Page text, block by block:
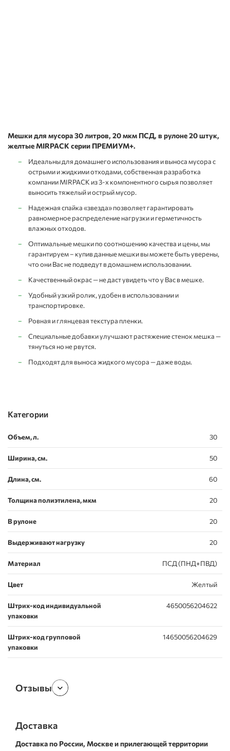
Мешки для мусора 30 литров, 20 мкм ПСД, в рулоне 20 штук,
желтые MIRPACK серии ПРЕМИУМ+.
Идеальны для домашнего использования и выноса мусора с
острыми и жидкими отходами, собственная разработка
компании MIRPACK из 3-х компонентного сырья позволяет
выносить тяжелый и острый мусор.
Надежная спайка «звезда» позволяет гарантировать
равномерное распределение нагрузки и герметичность
влажных отходов.
Оптимальные мешки по соотношению качества и цены, мы
гарантируем – купив данные мешки вы можете быть уверены,
что они Вас не подведут в домашнем использовании.
Качественный окрас — не даст увидеть что у Вас в мешке.
Удобный узкий ролик, удобен в использовании и
транспортировке.
Ровная и глянцевая текстура пленки.
Специальные добавки улучшают растяжение стенок мешка —
тянуться но не рвутся.
Подходят для выноса жидкого мусора — даже воды.
Категории
Объем, л. 30
Ширина, см. 50
Длина, см. 60
Толщина полиэтилена, мкм 20
В рулоне 20
Выдерживают нагрузку 20
Материал ПСД (ПНД+ПВД)
Цвет Желтый
Штрих-код индивидуальной
упаковки
4650056204622
Штрих-код групповой
упаковки
14650056204629
Отзывы
Доставка
Доставка по России, Москве и прилегающей территории